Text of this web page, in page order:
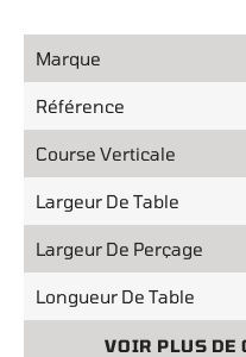
Marque
Référence
Course Verticale
Largeur De Table
Largeur De Perçage
Longueur De Table
VOIR PLUS DE